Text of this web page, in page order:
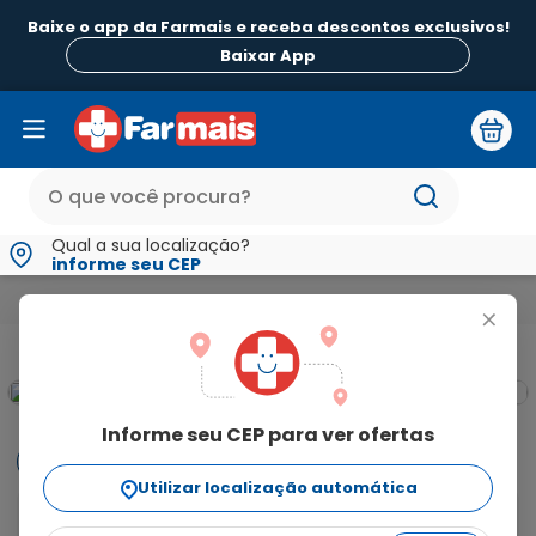
Baixe o app da Farmais e receba descontos exclusivos!
Baixar App
Qual a sua localização?
informe seu CEP
+
Informe seu CEP para ver ofertas
Utilizar localização automática
Esfoliante
Informações
O Esfoliante NEUTROGENA® PURIFIED SKIN® oferece uma